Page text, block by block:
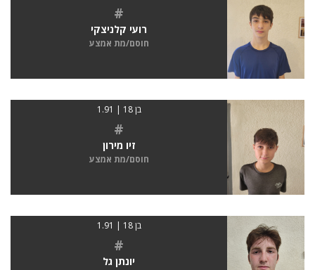
#
רועי קלניצקי
חוסם/מת אמצע
בן 18 | 1.91
#
זיו מירון
חוסם/מת אמצע
בן 18 | 1.91
#
יונתן גל